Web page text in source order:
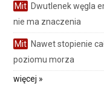
Mit Dwutlenek węgla
nie ma znaczenia
Mit Nawet stopienie
poziomu morza
więcej »